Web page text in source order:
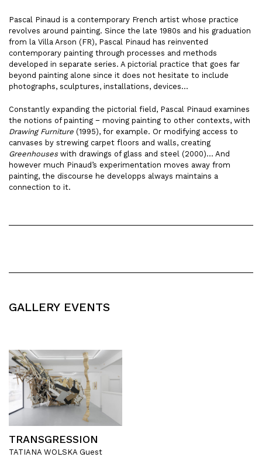
Pascal Pinaud is a contemporary French artist whose practice
revolves around painting. Since the late 1980s and his graduation
from la Villa Arson (FR), Pascal Pinaud has reinvented
contemporary painting through processes and methods
developed in separate series. A pictorial practice that goes far
beyond painting alone since it does not hesitate to include
photographs, sculptures, installations, devices…
Constantly expanding the pictorial field, Pascal Pinaud examines
the notions of painting − moving painting to other contexts, with
Drawing Furniture (1995), for example. Or modifying access to
canvases by strewing carpet floors and walls, creating
Greenhouseswith drawings of glass and steel (2000)… And
however much Pinaud’s experimentation moves away from
painting, the discourse he developps always maintains a
connection to it.
GALLERY EVENTS
TRANSGRESSION
TATIANA WOLSKA Guest